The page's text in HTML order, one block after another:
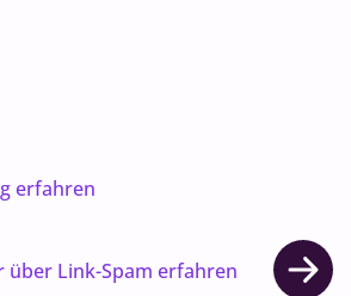
erfahren
über Link-Spam erfahren